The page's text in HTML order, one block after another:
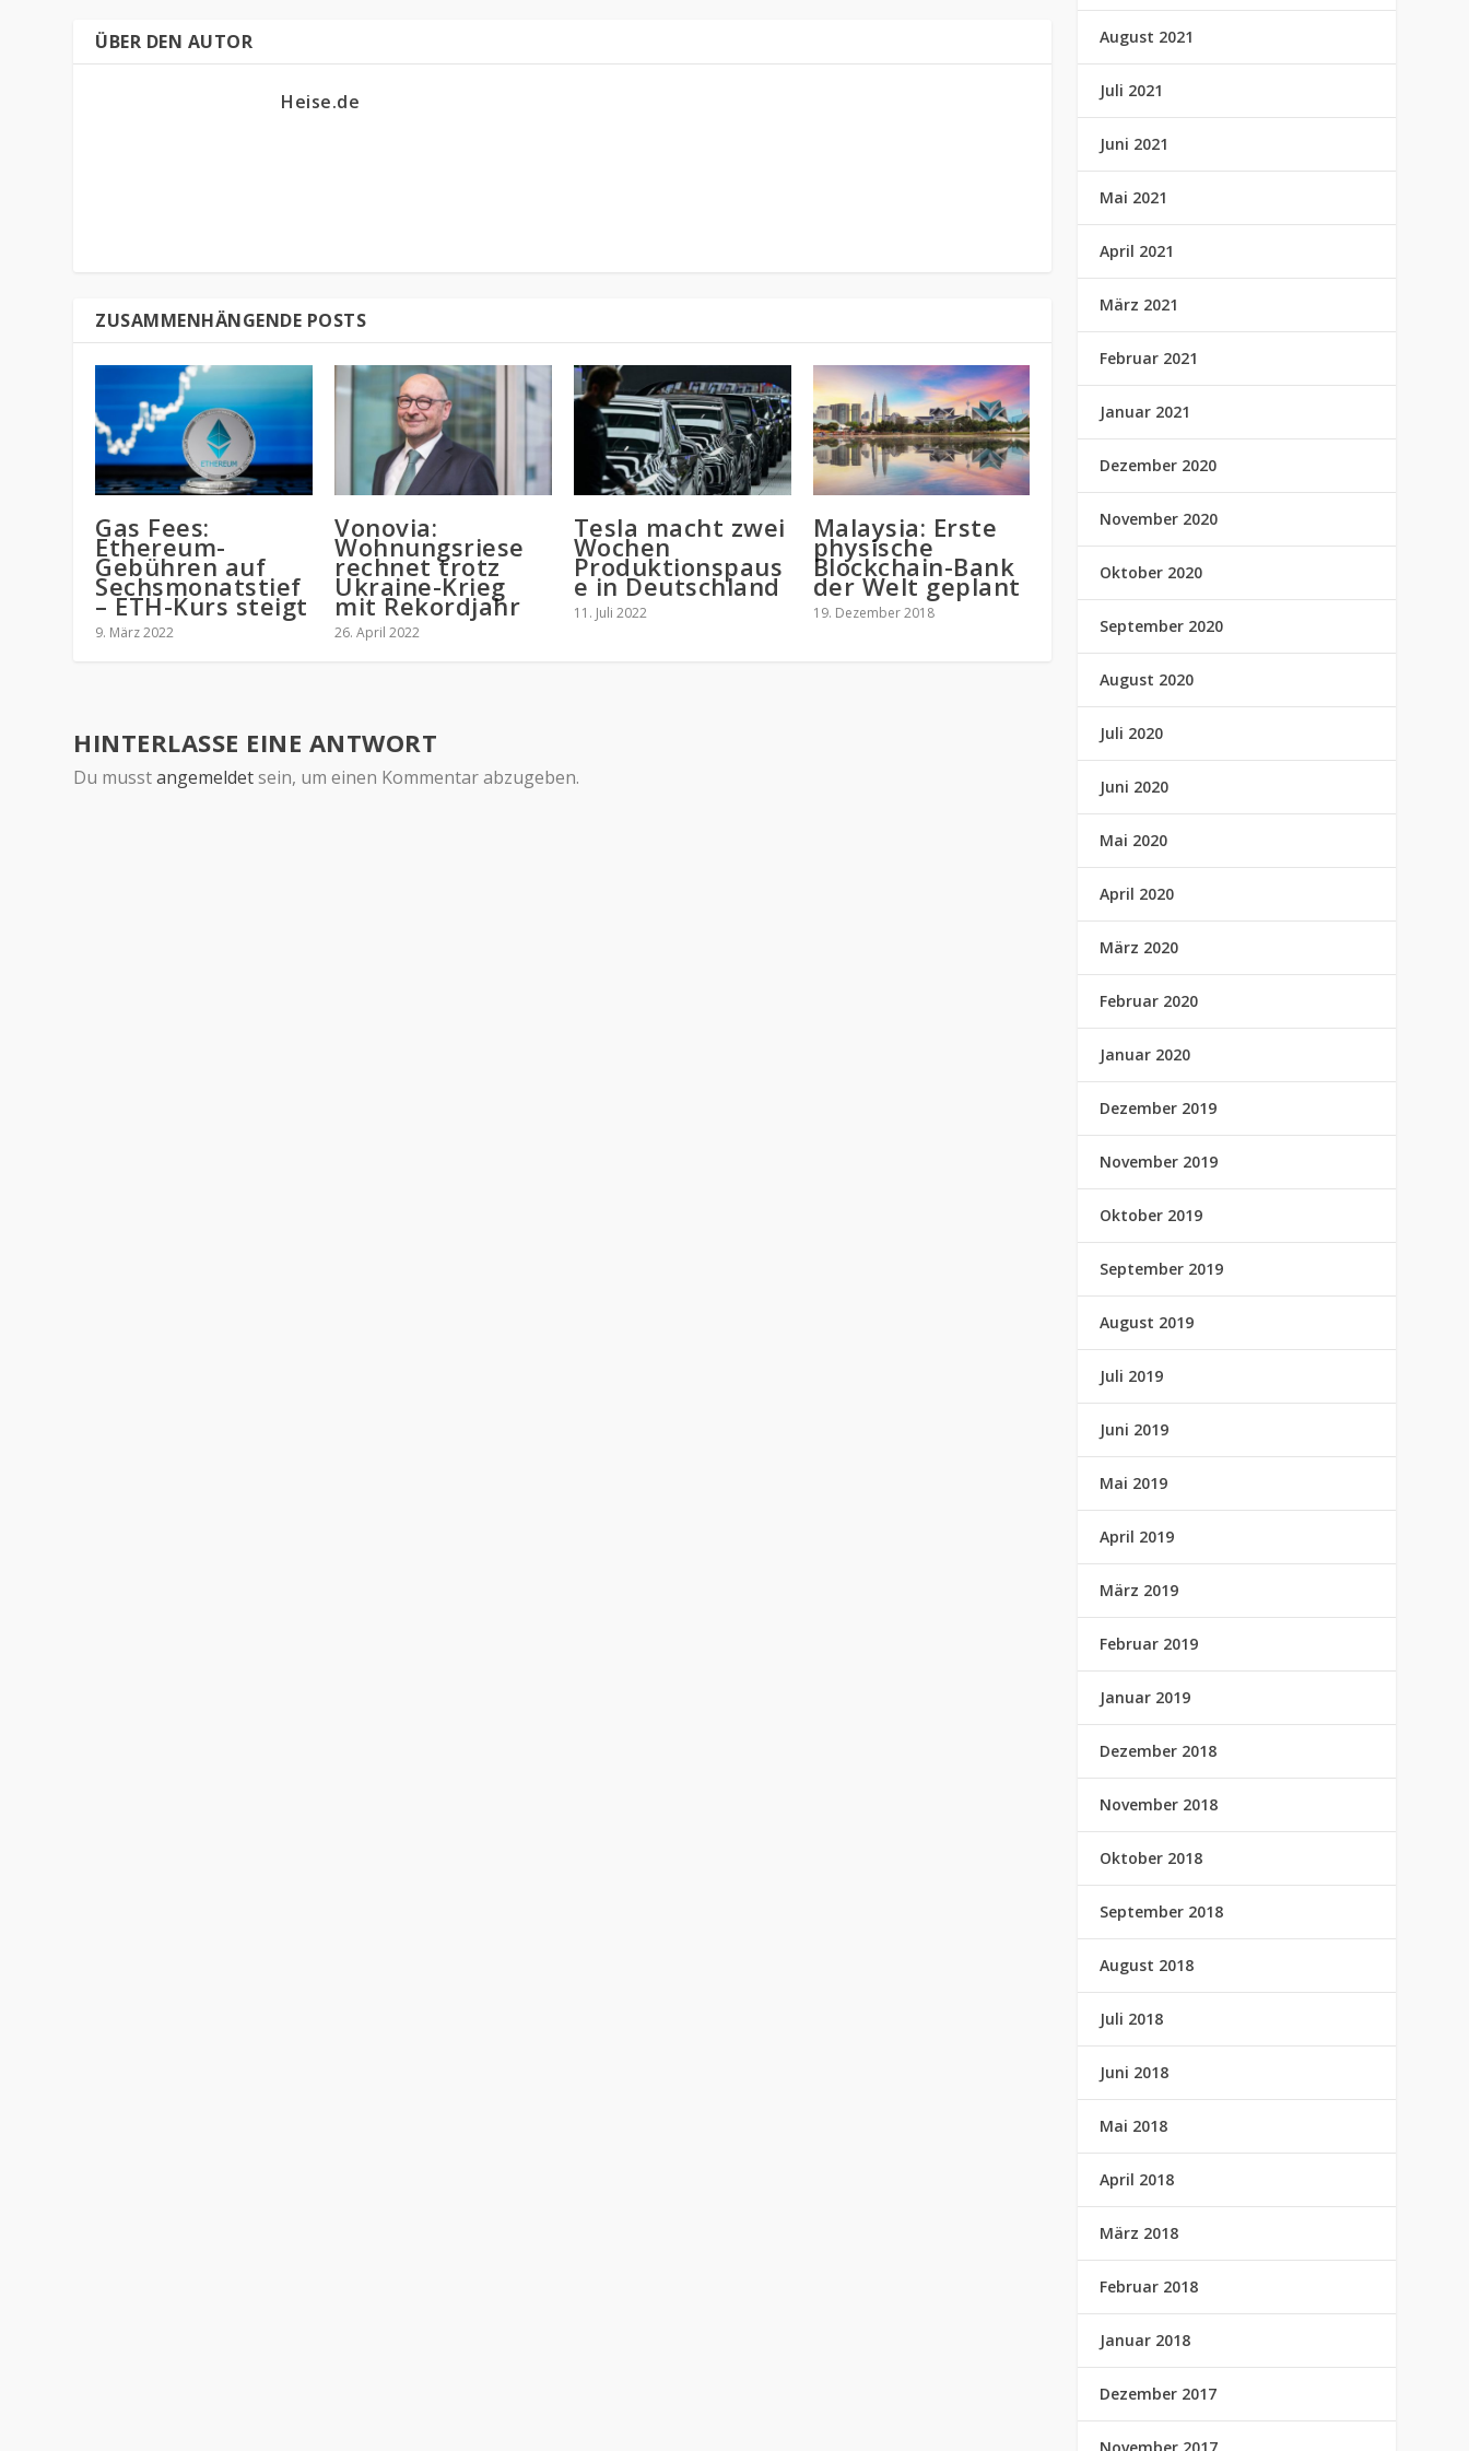
ÜBER DEN AUTOR
Heise.de
ZUSAMMENHÄNGENDE POSTS
Gas Fees:
Ethereum-
Gebühren auf
Sechsmonatstief
– ETH-Kurs steigt
9. März 2022
Vonovia:
Wohnungsriese
rechnet trotz
Ukraine-Krieg
mit Rekordjahr
26. April 2022
Tesla macht zwei
Wochen
Produktionspaus
e in Deutschland
11. Juli 2022
Malaysia: Erste
physische
Blockchain-Bank
der Welt geplant
19. Dezember 2018
HINTERLASSE EINE ANTWORT
Du musstangemeldetsein, um einen Kommentar abzugeben.
August 2021
Juli 2021
Juni 2021
Mai 2021
April 2021
März 2021
Februar 2021
Januar 2021
Dezember 2020
November 2020
Oktober 2020
September 2020
August 2020
Juli 2020
Juni 2020
Mai 2020
April 2020
März 2020
Februar 2020
Januar 2020
Dezember 2019
November 2019
Oktober 2019
September 2019
August 2019
Juli 2019
Juni 2019
Mai 2019
April 2019
März 2019
Februar 2019
Januar 2019
Dezember 2018
November 2018
Oktober 2018
September 2018
August 2018
Juli 2018
Juni 2018
Mai 2018
April 2018
März 2018
Februar 2018
Januar 2018
Dezember 2017